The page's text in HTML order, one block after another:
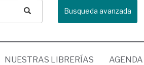
Busqueda avanzada
NUESTRAS LIBRERÍAS AGENDA